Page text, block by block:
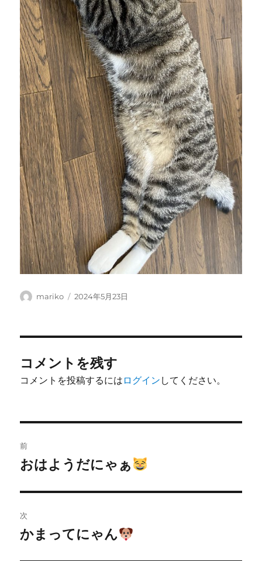
投
mariko
投
2024年5月23日
コメントを残す
コメントを投稿するには ログイン してください。
稿
ビ
ゲ
前
前
投
稿:
おはようだにゃぁ
次
次
かまってにゃん